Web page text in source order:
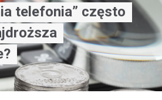
telefonia” często